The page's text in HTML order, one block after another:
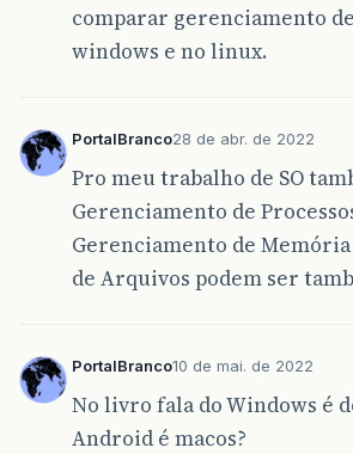
comparar gerenciamento
windows e no linux.
PortalBranco28 de abr. de 2022
Pro meu trabalho de SO
Gerenciamento de
Gerenciamento de
de Arquivos podem ser
PortalBranco10 de mai. de 2022
No livro fala do Windows é
Android é macos?